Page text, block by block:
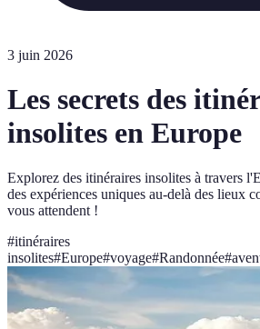
3 juin 2026
Les secrets des
insolites en Europe
Explorez des itinéraires insolites à travers
des expériences uniques au-delà des lieux
vous attendent !
#itinéraires
insolites#Europe#voyage#Randonnée#